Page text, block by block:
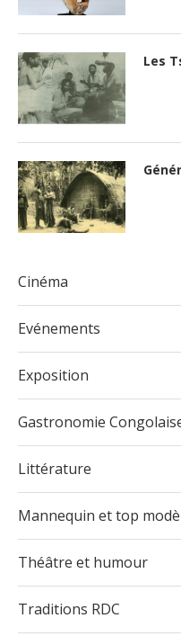
Les
Cinéma
Evénements
Exposition
Gastronomie
Littérature
Mannequin et top
Théâtre et humour
Traditions RDC